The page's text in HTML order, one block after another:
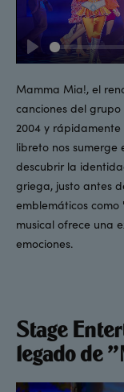
Mamma Mia!, el
canciones del
2004 y rápidamente
libreto nos sumerge
descubrir la
griega, justo antes
emblemáticos como
musical ofrece una
emociones.
Play
Stage
legado de